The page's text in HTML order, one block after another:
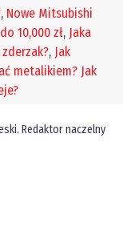
, Nowe Mitsubishi
10,000 zł, Jaka
, Jak
metalikiem? Jak
Redaktor naczelny